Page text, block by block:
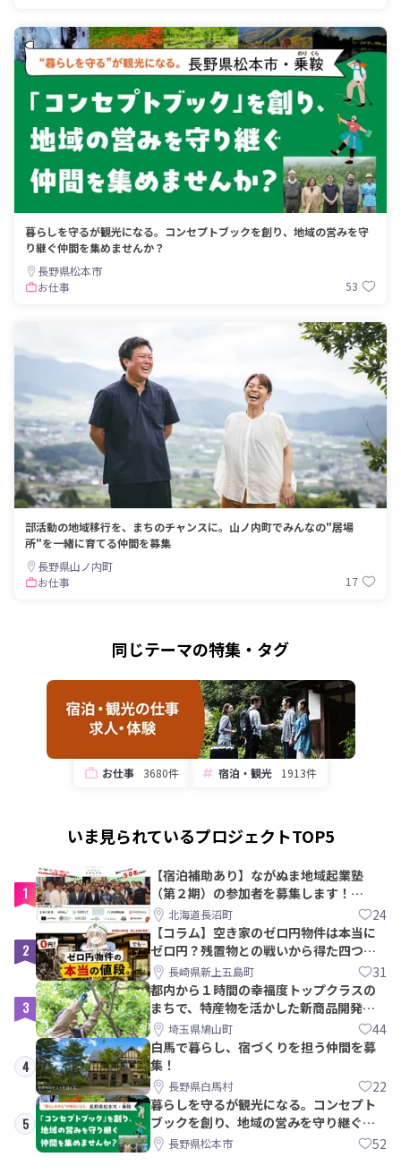
暮らしを守るが観光になる。コンセプトブックを創り、地域の営みを守
り継ぐ仲間を集めませんか？
長野県松本市
お仕事
53
部活動の地域移行を、まちのチャンスに。山ノ内町でみんなの"居場
所"を一緒に育てる仲間を募集
長野県山ノ内町
お仕事
17
同じテーマの特集・タグ
お仕事 3680件 宿泊・観光 1913件
いま見られているプロジェクトTOP5
1
【宿泊補助あり】ながぬま地域起業塾
（第２期）の参加者を募集します！
【8/21〆】
北海道長沼町 24
2
【コラム】空き家のゼロ円物件は本当に
ゼロ円？残置物との戦いから得た四つの
教訓｜新上五島町
長崎県新上五島町 31
3
都内から１時間の幸福度トップクラスの
まちで、特産物を活かした新商品開発＆
PRメンバー募集！
埼玉県鳩山町 44
4
白馬で暮らし、宿づくりを担う仲間を募
集！
長野県白馬村 22
5
暮らしを守るが観光になる。コンセプト
ブックを創り、地域の営みを守り継ぐ仲
間を集めませんか？
長野県松本市 52